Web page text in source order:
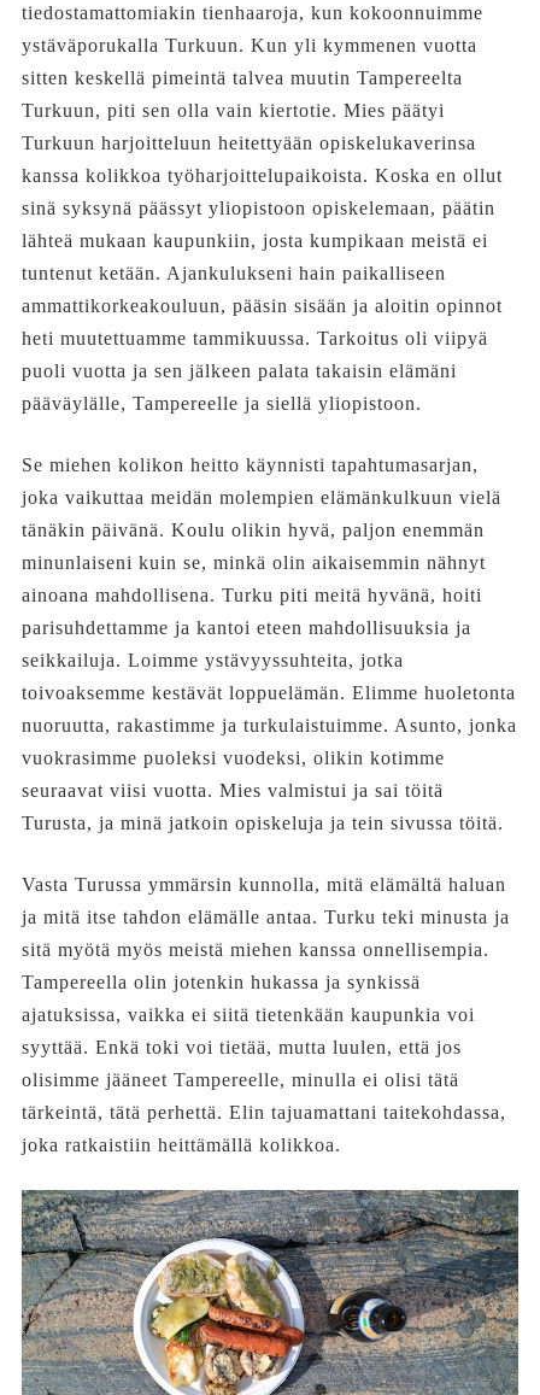
tiedostamattomiakin tienhaaroja, kun kokoonnuimme
ystäväporukalla Turkuun. Kun yli kymmenen vuotta
sitten keskellä pimeintä talvea muutin Tampereelta
Turkuun, piti sen olla vain kiertotie. Mies päätyi
Turkuun harjoitteluun heitettyään opiskelukaverinsa
kanssa kolikkoa työharjoittelupaikoista. Koska en ollut
sinä syksynä päässyt yliopistoon opiskelemaan, päätin
lähteä mukaan kaupunkiin, josta kumpikaan meistä ei
tuntenut ketään. Ajankulukseni hain paikalliseen
ammattikorkeakouluun, pääsin sisään ja aloitin opinnot
heti muutettuamme tammikuussa. Tarkoitus oli viipyä
puoli vuotta ja sen jälkeen palata takaisin elämäni
pääväylälle, Tampereelle ja siellä yliopistoon.
Se miehen kolikon heitto käynnisti tapahtumasarjan,
joka vaikuttaa meidän molempien elämänkulkuun vielä
tänäkin päivänä. Koulu olikin hyvä, paljon enemmän
minunlaiseni kuin se, minkä olin aikaisemmin nähnyt
ainoana mahdollisena. Turku piti meitä hyvänä, hoiti
parisuhdettamme ja kantoi eteen mahdollisuuksia ja
seikkailuja. Loimme ystävyyssuhteita, jotka
toivoaksemme kestävät loppuelämän. Elimme huoletonta
nuoruutta, rakastimme ja turkulaistuimme. Asunto, jonka
vuokrasimme puoleksi vuodeksi, olikin kotimme
seuraavat viisi vuotta. Mies valmistui ja sai töitä
Turusta, ja minä jatkoin opiskeluja ja tein sivussa töitä.
Vasta Turussa ymmärsin kunnolla, mitä elämältä haluan
ja mitä itse tahdon elämälle antaa. Turku teki minusta ja
sitä myötä myös meistä miehen kanssa onnellisempia.
Tampereella olin jotenkin hukassa ja synkissä
ajatuksissa, vaikka ei siitä tietenkään kaupunkia voi
syyttää. Enkä toki voi tietää, mutta luulen, että jos
olisimme jääneet Tampereelle, minulla ei olisi tätä
tärkeintä, tätä perhettä. Elin tajuamattani taitekohdassa,
joka ratkaistiin heittämällä kolikkoa.